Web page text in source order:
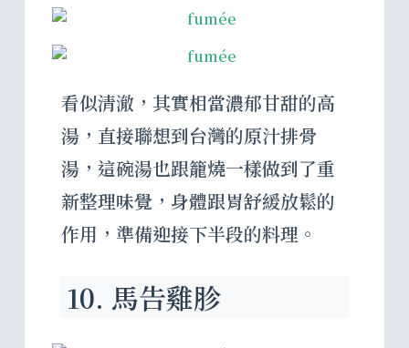
看似清澈，其實相當濃郁甘甜的高
湯，直接聯想到台灣的原汁排骨
湯，這碗湯也跟籠燒一樣做到了重
新整理味覺，身體跟胃舒緩放鬆的
作用，準備迎接下半段的料理。
10. 馬告雞胗